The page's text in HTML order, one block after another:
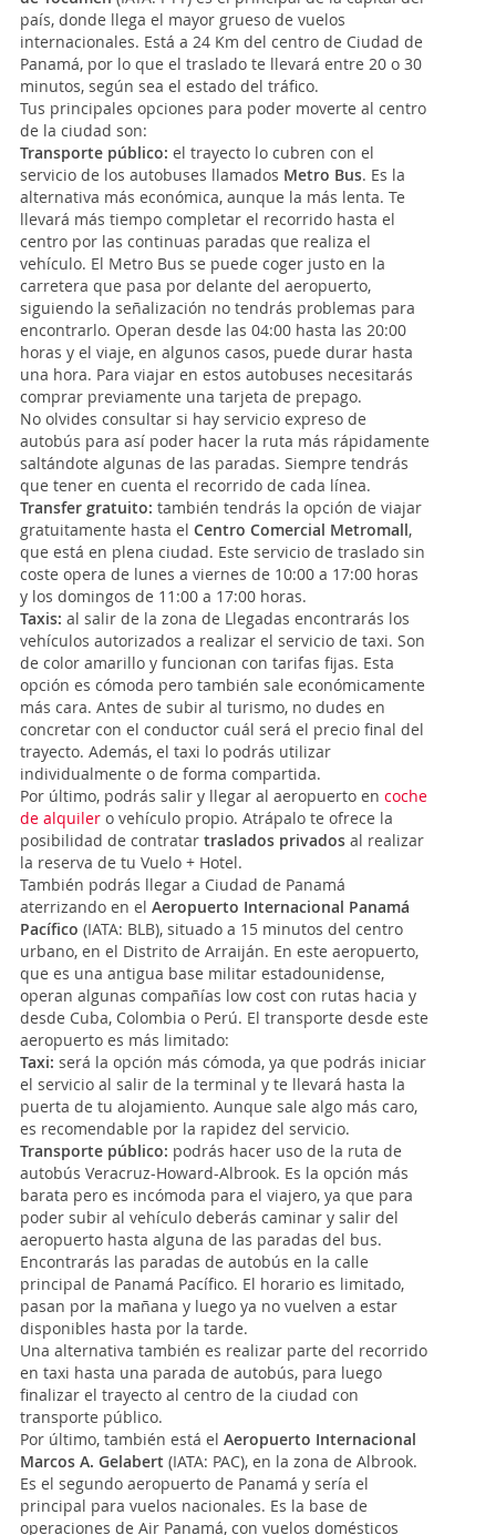
país, donde llega el mayor grueso de vuelos
internacionales. Está a 24 Km del centro de Ciudad de
Panamá, por lo que el traslado te llevará entre 20 o 30
minutos, según sea el estado del tráfico.
Tus principales opciones para poder moverte al centro
de la ciudad son:
Transporte público: el trayecto lo cubren con el
servicio de los autobuses llamados Metro Bus. Es la
alternativa más económica, aunque la más lenta. Te
llevará más tiempo completar el recorrido hasta el
centro por las continuas paradas que realiza el
vehículo. El Metro Bus se puede coger justo en la
carretera que pasa por delante del aeropuerto,
siguiendo la señalización no tendrás problemas para
encontrarlo. Operan desde las 04:00 hasta las 20:00
horas y el viaje, en algunos casos, puede durar hasta
una hora. Para viajar en estos autobuses necesitarás
comprar previamente una tarjeta de prepago.
No olvides consultar si hay servicio expreso de
autobús para así poder hacer la ruta más rápidamente
saltándote algunas de las paradas. Siempre tendrás
que tener en cuenta el recorrido de cada línea.
Transfer gratuito: también tendrás la opción de viajar
gratuitamente hasta el Centro Comercial Metromall,
que está en plena ciudad. Este servicio de traslado sin
coste opera de lunes a viernes de 10:00 a 17:00 horas
y los domingos de 11:00 a 17:00 horas.
Taxis: al salir de la zona de Llegadas encontrarás los
vehículos autorizados a realizar el servicio de taxi. Son
de color amarillo y funcionan con tarifas fijas. Esta
opción es cómoda pero también sale económicamente
más cara. Antes de subir al turismo, no dudes en
concretar con el conductor cuál será el precio final del
trayecto. Además, el taxi lo podrás utilizar
individualmente o de forma compartida.
Por último, podrás salir y llegar al aeropuerto en coche
de alquiler o vehículo propio. Atrápalo te ofrece la
posibilidad de contratar traslados privados al realizar
la reserva de tu Vuelo + Hotel.
También podrás llegar a Ciudad de Panamá
aterrizando en el Aeropuerto Internacional Panamá
Pacífico (IATA: BLB), situado a 15 minutos del centro
urbano, en el Distrito de Arraiján. En este aeropuerto,
que es una antigua base militar estadounidense,
operan algunas compañías low cost con rutas hacia y
desde Cuba, Colombia o Perú. El transporte desde este
aeropuerto es más limitado:
Taxi: será la opción más cómoda, ya que podrás iniciar
el servicio al salir de la terminal y te llevará hasta la
puerta de tu alojamiento. Aunque sale algo más caro,
es recomendable por la rapidez del servicio.
Transporte público: podrás hacer uso de la ruta de
autobús Veracruz-Howard-Albrook. Es la opción más
barata pero es incómoda para el viajero, ya que para
poder subir al vehículo deberás caminar y salir del
aeropuerto hasta alguna de las paradas del bus.
Encontrarás las paradas de autobús en la calle
principal de Panamá Pacífico. El horario es limitado,
pasan por la mañana y luego ya no vuelven a estar
disponibles hasta por la tarde.
Una alternativa también es realizar parte del recorrido
en taxi hasta una parada de autobús, para luego
finalizar el trayecto al centro de la ciudad con
transporte público.
Por último, también está el Aeropuerto Internacional
Marcos A. Gelabert (IATA: PAC), en la zona de Albrook.
Es el segundo aeropuerto de Panamá y sería el
principal para vuelos nacionales. Es la base de
operaciones de Air Panamá, con vuelos domésticos